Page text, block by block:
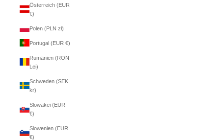
Österreich (EUR
€)
Polen (PLN zł)
Portugal (EUR €)
Rumänien (RON
Lei)
Schweden (SEK
kr)
Slowakei (EUR
€)
Slowenien (EUR
€)